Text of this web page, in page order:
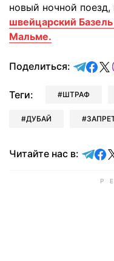
новый ночной
швейцарский
Мальме.
Поделиться:
Теги: ШТРАФ
ДУБАЙ
Читайте нас в: